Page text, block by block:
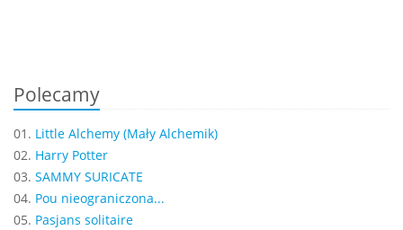
Polecamy
01. Little Alchemy (Mały Alchemik)
02. Harry Potter
03. SAMMY SURICATE
04. Pou nieograniczona...
05. Pasjans solitaire